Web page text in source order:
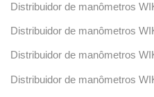
Distribuidor de manômetros
Distribuidor de manômetros
Distribuidor de manômetros
Distribuidor de manômetros